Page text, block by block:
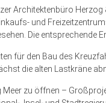
Architektenbüro
und
Die entsprechende
für den Bau des
die alten Lastkräne
Meer zu öffnen –